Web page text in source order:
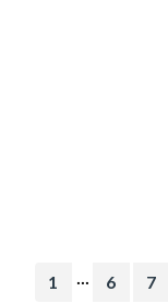
1 ... 6 7